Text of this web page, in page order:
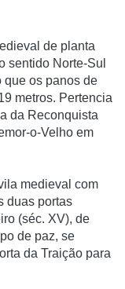
de planta
sentido Norte-Sul
que os panos de
metros. Pertencia
da Reconquista
o-Velho em
medieval com
duas portas
(séc. XV), de
de paz, se
da Traição para